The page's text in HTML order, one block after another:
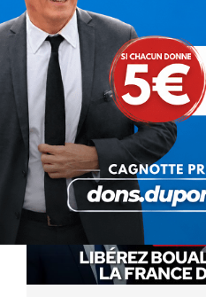
une occasion à ne pas
beauté d’une langue et
nous sommes nombreux